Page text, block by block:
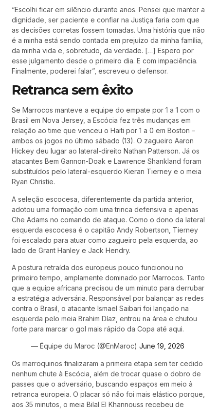
“Escolhi ficar em silêncio durante anos. Pensei que manter a
dignidade, ser paciente e confiar na Justiça faria com que
as decisões corretas fossem tomadas. Uma história que não
é a minha está sendo contada em prejuízo da minha família,
da minha vida e, sobretudo, da verdade. […] Espero por
esse julgamento desde o primeiro dia. E com impaciência.
Finalmente, poderei falar”, escreveu o defensor.
Retranca sem êxito
Se Marrocos manteve a equipe do empate por 1 a 1 com o
Brasil em Nova Jersey, a Escócia fez três mudanças em
relação ao time que venceu o Haiti por 1 a 0 em Boston –
ambos os jogos no último sábado (13). O zagueiro Aaron
Hickey deu lugar ao lateral-direito Nathan Patterson. Já os
atacantes Bem Gannon-Doak e Lawrence Shankland foram
substituídos pelo lateral-esquerdo Kieran Tierney e o meia
Ryan Christie.
A seleção escocesa, diferentemente da partida anterior,
adotou uma formação com uma trinca defensiva e apenas
Che Adams no comando de ataque. Como o dono da lateral
esquerda escocesa é o capitão Andy Robertson, Tierney
foi escalado para atuar como zagueiro pela esquerda, ao
lado de Grant Hanley e Jack Hendry.
A postura retraída dos europeus pouco funcionou no
primeiro tempo, amplamente dominado por Marrocos. Tanto
que a equipe africana precisou de um minuto para derrubar
a estratégia adversária. Responsável por balançar as redes
contra o Brasil, o atacante Ismael Saibari foi lançado na
esquerda pelo meia Brahim Díaz, entrou na área e chutou
forte para marcar o gol mais rápido da Copa até aqui.
— Équipe du Maroc (@EnMaroc) June 19, 2026
Os marroquinos finalizaram a primeira etapa sem ter cedido
nenhum chute à Escócia, além de trocar quase o dobro de
passes que o adversário, buscando espaços em meio à
retranca europeia. O placar só não foi mais elástico porque,
aos 35 minutos, o meia Bilal El Khannouss recebeu de